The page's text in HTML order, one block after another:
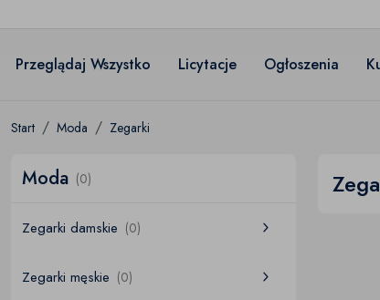
Przeglądaj Wszystko Licytacje Ogłoszenia
Start Moda Zegarki
Moda (0)
Zegarki damskie (0)
Zegarki męskie (0)